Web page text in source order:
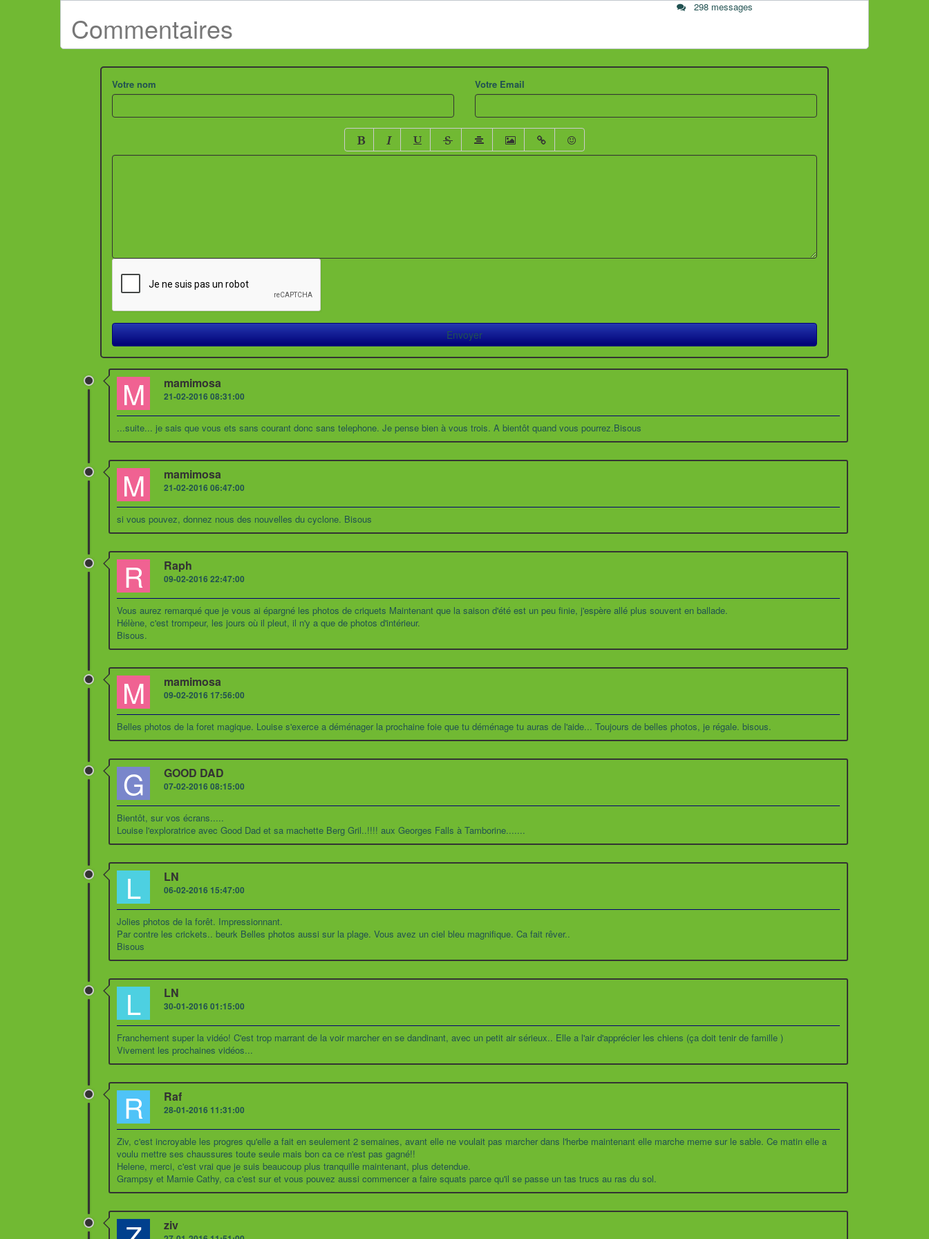
Commentaires
298 messages
Votre nom Votre Email
M mamimosa
21-02-2016 08:31:00
...suite... je sais que vous ets sans courant donc sans telephone. Je pense bien à vous trois. A bientôt quand vous pourrez.Bisous
M mamimosa
21-02-2016 06:47:00
si vous pouvez, donnez nous des nouvelles du cyclone. Bisous
R Raph
09-02-2016 22:47:00
Vous aurez remarqué que je vous ai épargné les photos de criquets Maintenant que la saison d'été est un peu finie, j'espère allé plus souvent en ballade.
Hélène, c'est trompeur, les jours où il pleut, il n'y a que de photos d'intérieur.
Bisous.
M mamimosa
09-02-2016 17:56:00
Belles photos de la foret magique. Louise s'exerce a déménager la prochaine foie que tu déménage tu auras de l'aide... Toujours de belles photos, je régale. bisous.
G GOOD DAD
07-02-2016 08:15:00
Bientôt, sur vos écrans.....
Louise l'exploratrice avec Good Dad et sa machette Berg Gril..!!!! aux Georges Falls à Tamborine.......
L LN
06-02-2016 15:47:00
Jolies photos de la forêt. Impressionnant.
Par contre les crickets.. beurk Belles photos aussi sur la plage. Vous avez un ciel bleu magnifique. Ca fait rêver..
Bisous
L LN
30-01-2016 01:15:00
Franchement super la vidéo! C'est trop marrant de la voir marcher en se dandinant, avec un petit air sérieux.. Elle a l'air d'apprécier les chiens (ça doit tenir de famille )
Vivement les prochaines vidéos...
R Raf
28-01-2016 11:31:00
Ziv, c'est incroyable les progres qu'elle a fait en seulement 2 semaines, avant elle ne voulait pas marcher dans l'herbe maintenant elle marche meme sur le sable. Ce matin elle a
voulu mettre ses chaussures toute seule mais bon ca ce n'est pas gagné!!
Helene, merci, c'est vrai que je suis beaucoup plus tranquille maintenant, plus detendue.
Grampsy et Mamie Cathy, ca c'est sur et vous pouvez aussi commencer a faire squats parce qu'il se passe un tas trucs au ras du sol.
ziv